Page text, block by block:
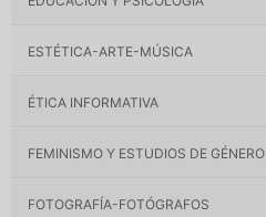
ESTÉTICA-ARTE-MÚSICA
ÉTICA INFORMATIVA
FEMINISMO Y ESTUDIOS DE GÉNERO
FOTOGRAFÍA-FOTÓGRAFOS